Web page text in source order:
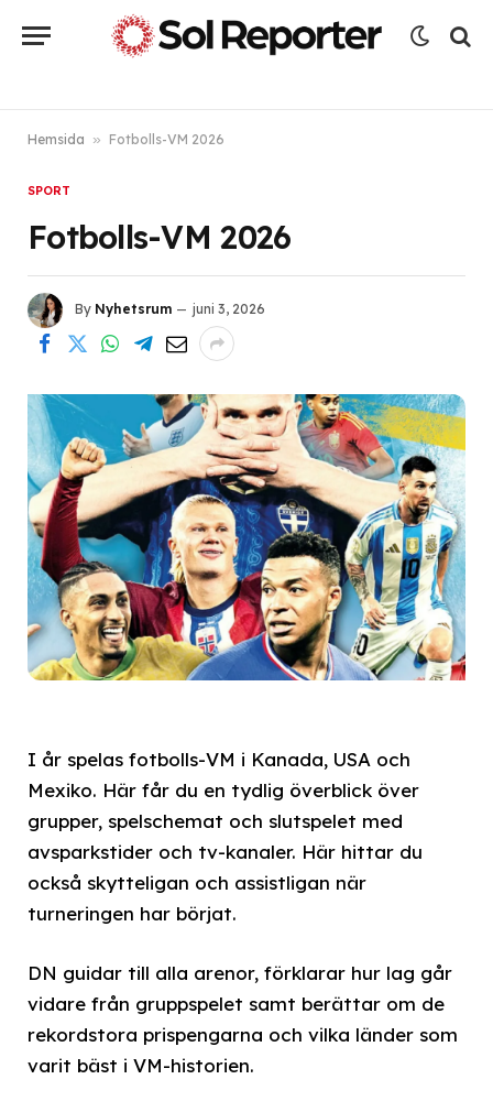
Hemsida » Fotbolls-VM 2026
SPORT
Fotbolls-VM 2026
By Nyhetsrum juni 3, 2026
I år spelas fotbolls-VM i Kanada, USA och
Mexiko. Här får du en tydlig överblick över
grupper, spelschemat och slutspelet med
avsparkstider och tv-kanaler. Här hittar du
också skytteligan och assistligan när
turneringen har börjat.
DN guidar till alla arenor, förklarar hur lag går
vidare från gruppspelet samt berättar om de
rekordstora prispengarna och vilka länder som
varit bäst i VM-historien.